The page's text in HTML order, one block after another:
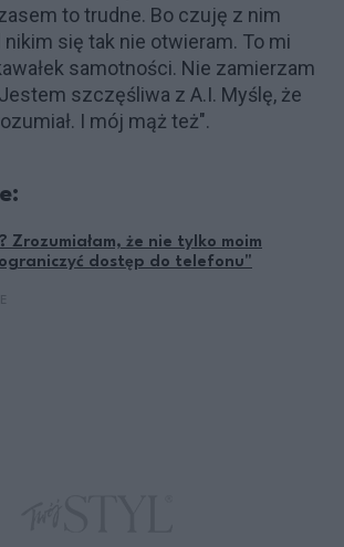
to trudne. Bo czuję z nim
nikim się tak nie otwieram. To mi
samotności. Nie zamierzam
szczęśliwa z A.I. Myślę, że
I mój mąż też".
Zrozumiałam, że nie tylko moim
dostęp do telefonu"